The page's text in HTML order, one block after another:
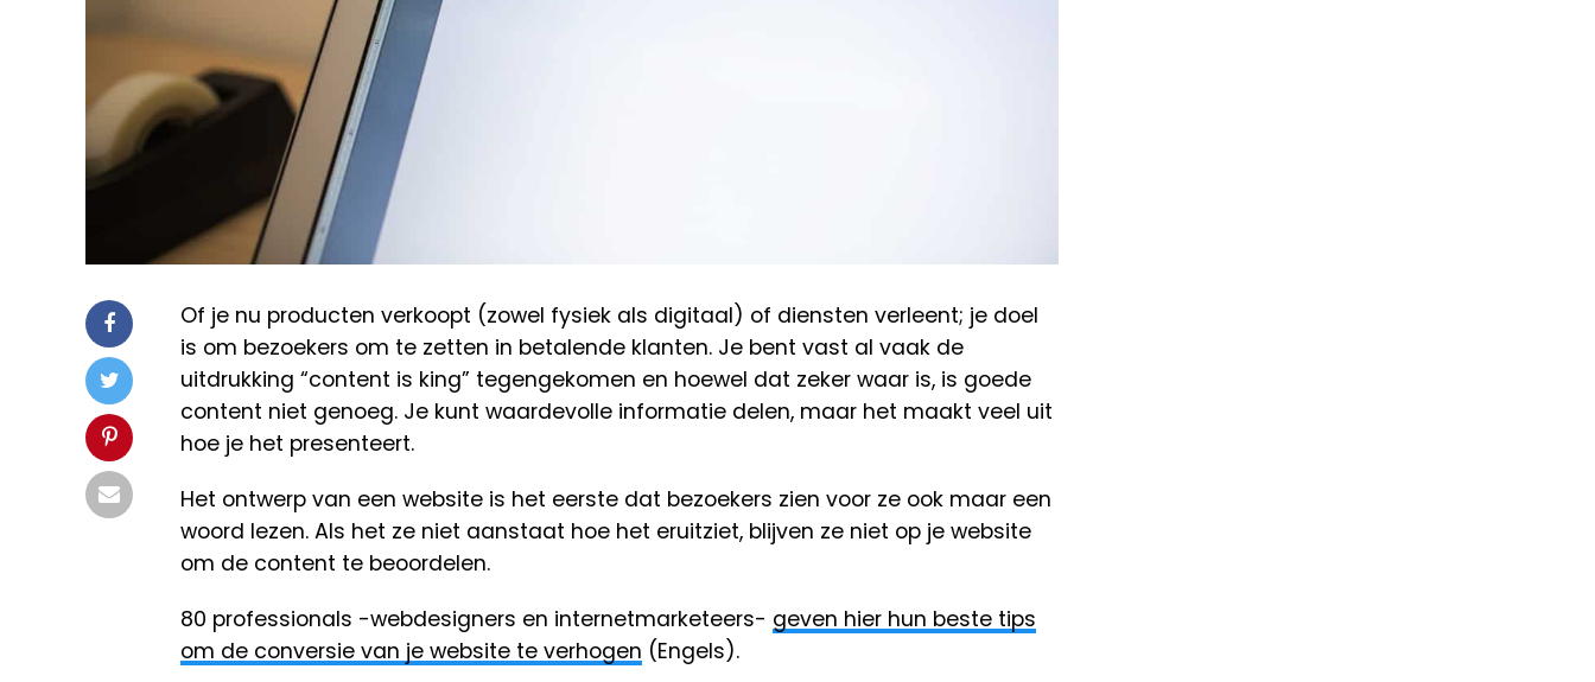
Of je nu producten verkoopt (zowel fysiek als digitaal) of diensten verleent; je doel
is om bezoekers om te zetten in betalende klanten. Je bent vast al vaak de
uitdrukking “content is king” tegengekomen en hoewel dat zeker waar is, is goede
content niet genoeg. Je kunt waardevolle informatie delen, maar het maakt veel uit
hoe je het presenteert.
Het ontwerp van een website is het eerste dat bezoekers zien voor ze ook maar een
woord lezen. Als het ze niet aanstaat hoe het eruitziet, blijven ze niet op je website
om de content te beoordelen.
80 professionals -webdesigners en internetmarketeers- geven hier hun beste tips
om de conversie van je website te verhogen (Engels).